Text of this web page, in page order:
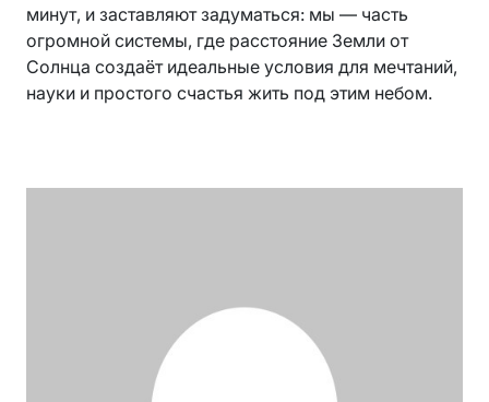
минут, и заставляют задуматься: мы — часть
огромной системы, где расстояние Земли от
Солнца создаёт идеальные условия для мечтаний,
науки и простого счастья жить под этим небом.